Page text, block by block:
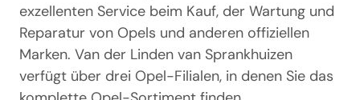
exzellenten Service beim Kauf, der Wartung und
Reparatur von Opels und anderen offiziellen
Marken. Van der Linden van Sprankhuizen
verfügt über drei Opel-Filialen, in denen Sie das